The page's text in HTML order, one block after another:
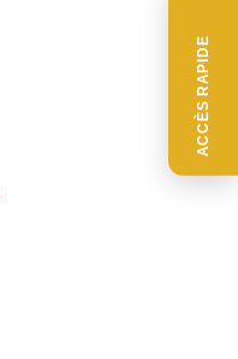
ACCÈS RAPIDE